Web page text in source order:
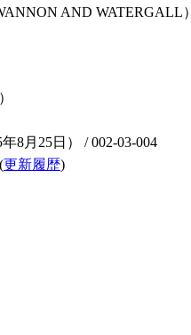
AND WATERGALL）
8月25日） / 002-03-004
更新履歴)